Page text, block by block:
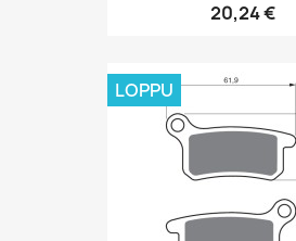
20,24 €
LOPPU